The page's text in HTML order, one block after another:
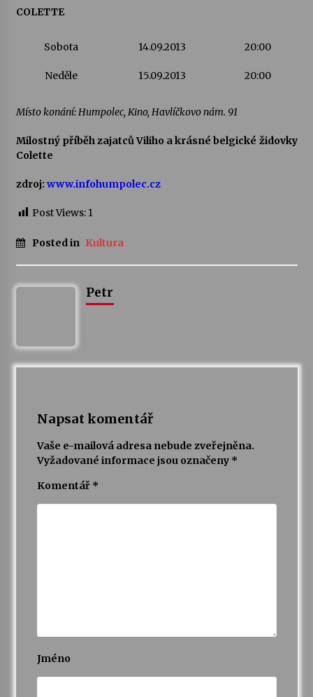
COLETTE
Sobota 14.09.2013 20:00
Neděle 15.09.2013 20:00
Místo konání: Humpolec, Kino, Havlíčkovo nám. 91
Milostný příběh zajatců Viliho a krásné belgické židovky
Colette
zdroj: www.infohumpolec.cz
Post Views: 1
Posted in Kultura
Petr
Napsat komentář
Vaše e-mailová adresa nebude zveřejněna.
Vyžadované informace jsou označeny *
Komentář *
Jméno